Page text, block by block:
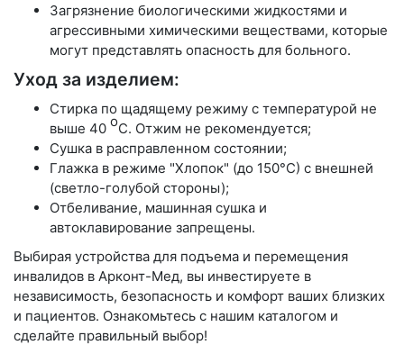
Загрязнение биологическими жидкостями и
агрессивными химическими веществами, которые
могут представлять опасность для больного.
Уход за изделием:
Стирка по щадящему режиму с температурой не
выше 40 оС. Отжим не рекомендуется;
Сушка в расправленном состоянии;
Глажка в режиме "Хлопок" (до 150°С) с внешней
(светло-голубой стороны);
Отбеливание, машинная сушка и
автоклавирование запрещены.
Выбирая устройства для подъема и перемещения
инвалидов в Арконт-Мед, вы инвестируете в
независимость, безопасность и комфорт ваших близких
и пациентов. Ознакомьтесь с нашим каталогом и
сделайте правильный выбор!